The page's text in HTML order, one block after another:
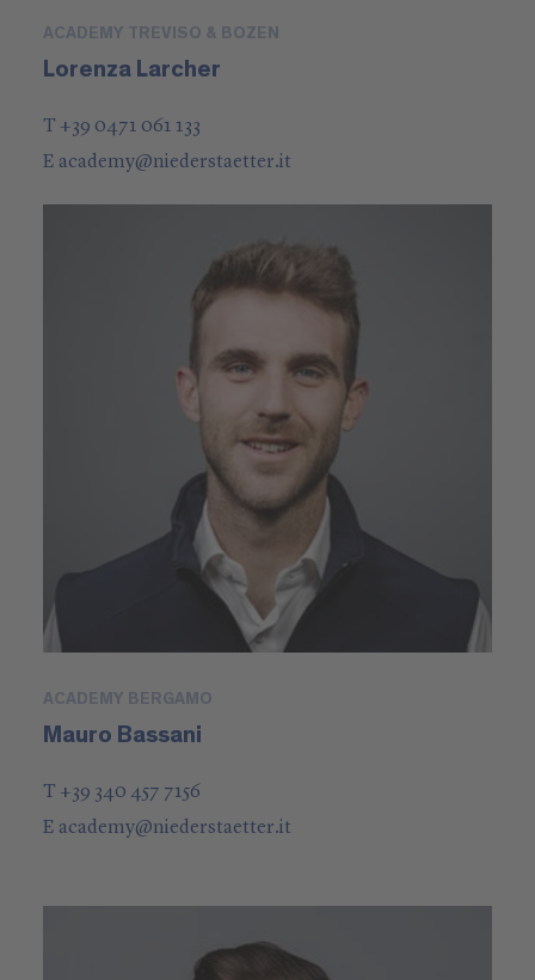
ACADEMY TREVISO & BOZEN
Lorenza Larcher
T +39 0471 061 133
E academy@niederstaetter.it
ACADEMY BERGAMO
Mauro Bassani
T +39 340 457 7156
E academy@niederstaetter.it